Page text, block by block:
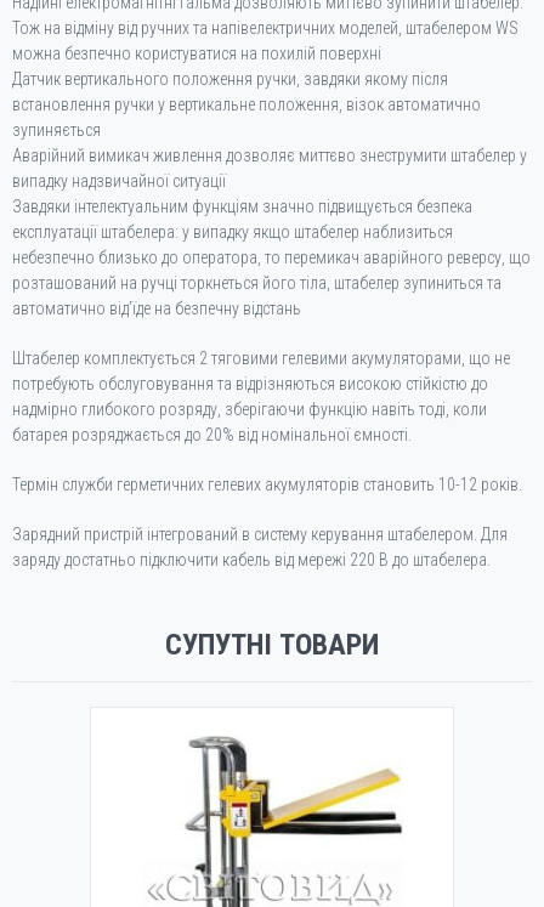
Тож на відміну від ручних та напівелектричних моделей, штабелером WS
можна безпечно користуватися на похилій поверхні
Датчик вертикального положення ручки, завдяки якому після
встановлення ручки у вертикальне положення, візок автоматично
зупиняється
Аварійний вимикач живлення дозволяє миттєво знеструмити штабелер у
випадку надзвичайної ситуації
Завдяки інтелектуальним функціям значно підвищується безпека
експлуатації штабелера: у випадку якщо штабелер наблизиться
небезпечно близько до оператора, то перемикач аварійного реверсу, що
розташований на ручці торкнеться його тіла, штабелер зупиниться та
автоматично від’їде на безпечну відстань
Штабелер комплектується 2 тяговими гелевими акумуляторами, що не
потребують обслуговування та відрізняються високою стійкістю до
надмірно глибокого розряду, зберігаючи функцію навіть тоді, коли
батарея розряджається до 20% від номінальної ємності.
Термін служби герметичних гелевих акумуляторів становить 10-12 років.
Зарядний пристрій інтегрований в систему керування штабелером. Для
заряду достатньо підключити кабель від мережі 220 В до штабелера.
СУПУТНІ ТОВАРИ